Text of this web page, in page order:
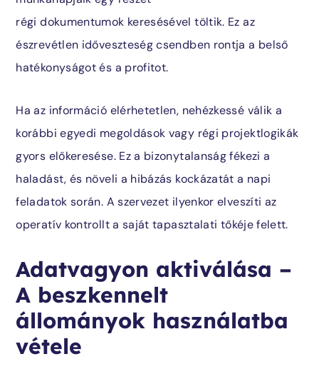
régi dokumentumok keresésével töltik. Ez az
észrevétlen időveszteség csendben rontja a belső
hatékonyságot és a profitot.
Ha az információ elérhetetlen, nehézkessé válik a
korábbi egyedi megoldások vagy régi projektlogikák
gyors előkeresése. Ez a bizonytalanság fékezi a
haladást, és növeli a hibázás kockázatát a napi
feladatok során. A szervezet ilyenkor elveszíti az
operatív kontrollt a saját tapasztalati tőkéje felett.
Adatvagyon aktiválása –
A beszkennelt
állományok használatba
vétele